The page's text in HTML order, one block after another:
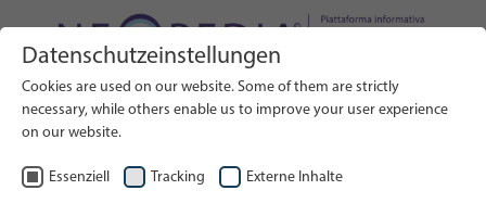
RICERCA
IT Seleziona lingua
Cerca nel sito web
Datenschutzeinstellungen
Cookies are used on our website. Some of them are strictly
necessary, while others enable us to improve your user experience
on our website.
Essenziell Tracking Externe Inhalte